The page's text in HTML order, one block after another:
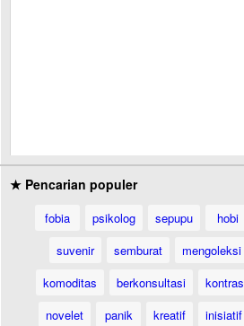
★ Pencarian populer
fobia psikolog sepupu hobi
suvenir
semburat mengoleksi
komoditas
berkonsultasi kontras
novelet
panik kreatif inisiatif